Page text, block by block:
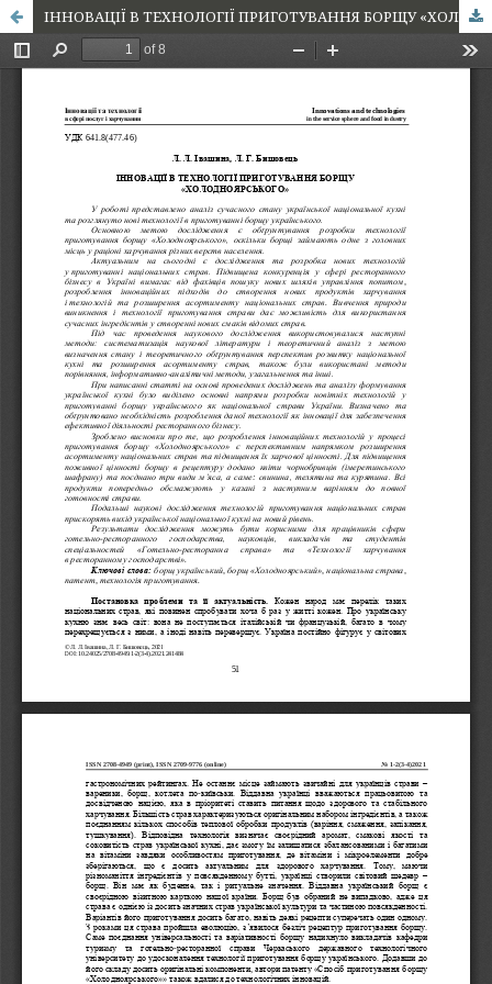
ІННОВАЦІЇ В ТЕХНОЛОГІЇ ПРИГОТУВАННЯ БОРЩУ «ХОЛОДНОЯРСЬКОГО»